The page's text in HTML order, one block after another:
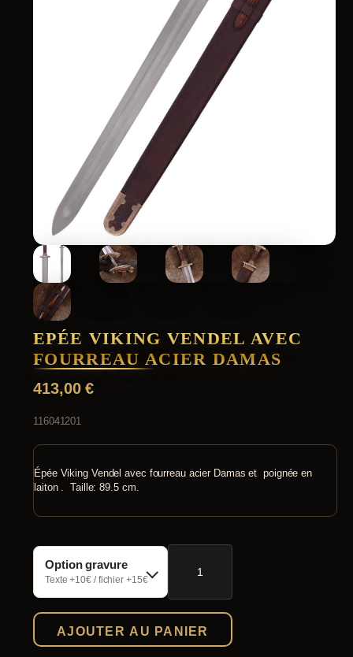
EPÉE VIKING VENDEL AVEC
FOURREAU ACIER DAMAS
413,00€
116041201
Épée Viking Vendel avec fourreau acier Damas et poignée en
laiton . Taille: 89.5 cm.
Option gravure
Texte +10€ / fichier +15€
quantité
viking
fourreau
acier
AJOUTER AU PANIER